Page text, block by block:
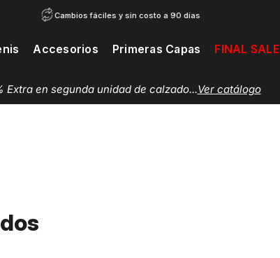
Cambios fáciles y sin costo a 90 días
Accesorios Primeras Capas FINAL SALE
Extra en segunda unidad de calzado...Ver catálogo